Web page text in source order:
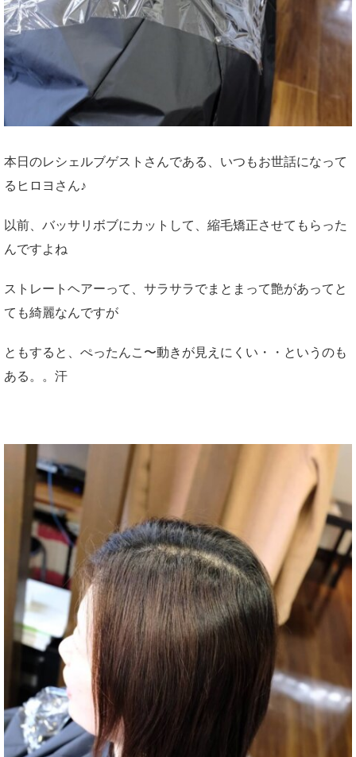
本日のレシェルブゲストさんである、いつもお世話になって
るヒロヨさん♪
以前、バッサリボブにカットして、縮毛矯正させてもらった
んですよね
ストレートヘアーって、サラサラでまとまって艶があってと
ても綺麗なんですが
ともすると、ぺったんこ〜動きが見えにくい・・というのも
ある。。汗